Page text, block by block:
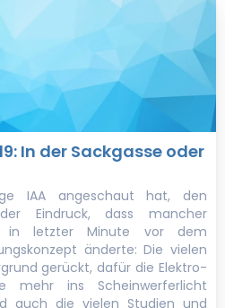
In der Sackgasse oder
IAA angeschaut hat, den
Eindruck, dass mancher
in letzter Minute vor dem
änderte: Die vielen
gerückt, dafür die Elektro-
mehr ins Scheinwerferlicht
auch die vielen Studien und